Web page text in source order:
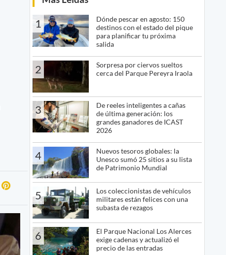
1
Dónde pescar en agosto: 150
destinos con el estado del pique
para planificar tu próxima
salida
2
Sorpresa por ciervos sueltos
cerca del Parque Pereyra Iraola
3
De reeles inteligentes a cañas
de última generación: los
grandes ganadores de ICAST
2026
4
Nuevos tesoros globales: la
Unesco sumó 25 sitios a su lista
de Patrimonio Mundial
5
Los coleccionistas de vehículos
militares están felices con una
subasta de rezagos
6
El Parque Nacional Los Alerces
exige cadenas y actualizó el
precio de las entradas